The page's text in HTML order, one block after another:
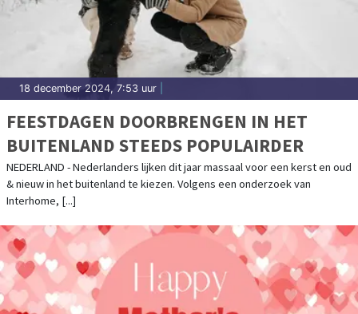
18 december 2024, 7:53 uur
FEESTDAGEN DOORBRENGEN IN HET
BUITENLAND STEEDS POPULAIRDER
NEDERLAND - Nederlanders lijken dit jaar massaal voor een kerst en oud
& nieuw in het buitenland te kiezen. Volgens een onderzoek van
Interhome, [...]